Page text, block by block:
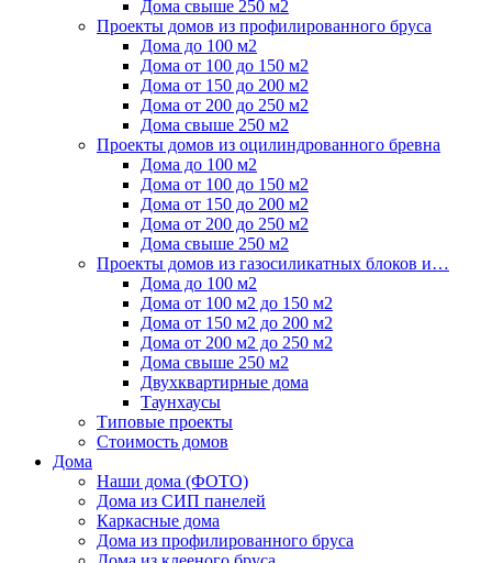
Дома свыше 250 м2
Проекты домов из профилированного бруса
Дома до 100 м2
Дома от 100 до 150 м2
Дома от 150 до 200 м2
Дома от 200 до 250 м2
Дома свыше 250 м2
Проекты домов из оцилиндрованного бревна
Дома до 100 м2
Дома от 100 до 150 м2
Дома от 150 до 200 м2
Дома от 200 до 250 м2
Дома свыше 250 м2
Проекты домов из газосиликатных блоков и…
Дома до 100 м2
Дома от 100 м2 до 150 м2
Дома от 150 м2 до 200 м2
Дома от 200 м2 до 250 м2
Дома свыше 250 м2
Двухквартирные дома
Таунхаусы
Типовые проекты
Стоимость домов
Дома
Наши дома (ФОТО)
Дома из СИП панелей
Каркасные дома
Дома из профилированного бруса